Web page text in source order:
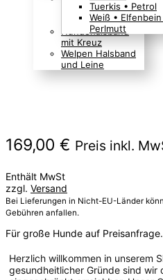
Boho Indianer
Hippie Look
Hundehalsband
mit Kreuz
Welpen Halsband
und Leine
Tuerkis • Petrol
Weiß • Elfenbein
Perlmutt
169,00 € Preis inkl.
Enthält MwSt
zzgl. Versand
Bei Lieferungen in Nicht-EU-Länder
Gebühren anfallen.
Für große Hunde auf Preisanfrage.
Herzlich willkommen in unserem
gesundheitlicher Gründe sind wir